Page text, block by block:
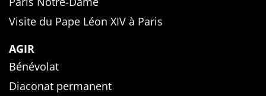
Visite du Pape Léon XIV à Paris
AGIR
Bénévolat
Diaconat permanent